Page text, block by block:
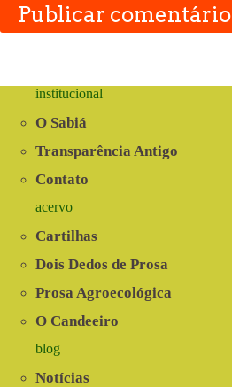
Publicar comentário
institucional
O Sabiá
Transparência Antigo
Contato
acervo
Cartilhas
Dois Dedos de Prosa
Prosa Agroecológica
O Candeeiro
blog
Notícias